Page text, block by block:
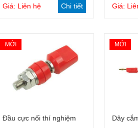
Giá: Liên hệ Chi tiết Giá:
MỚI
Giỏ hàng
Đầu cực nối thí nghiệm
MỚI
Dây